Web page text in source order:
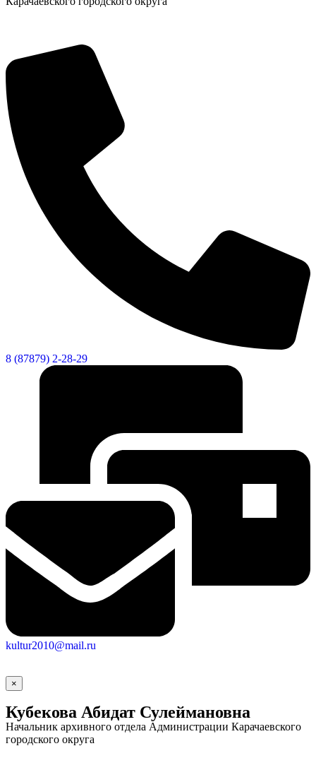
Газета "Минги Тау"
Культурный
видеоролики
камера
8 (87879) 2-28-29
kultur2010@mail.ru
×
Кубекова Абидат Сулеймановна
Начальник архивного отдела Администрации Карачаевского
городского округа